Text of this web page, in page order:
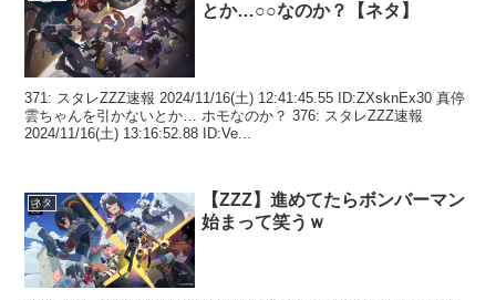
とか…○○なのか？【ネタ】
371: スタレZZZ速報 2024/11/16(土) 12:41:45.55 ID:ZXsknEx30 真停
雲ちゃんを引かないとか… ホモなのか？ 376: スタレZZZ速報
2024/11/16(土) 13:16:52.88 ID:Ve...
ネタ
【ZZZ】進めてたらボンバーマン
始まって笑うｗ